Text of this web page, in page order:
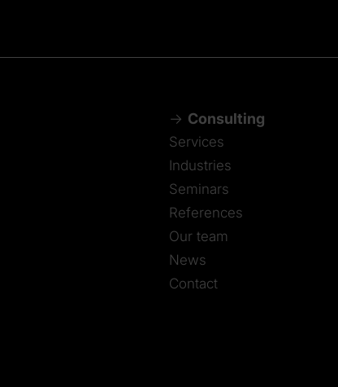
Consulting
Services
Industries
Seminars
References
Our team
News
Contact